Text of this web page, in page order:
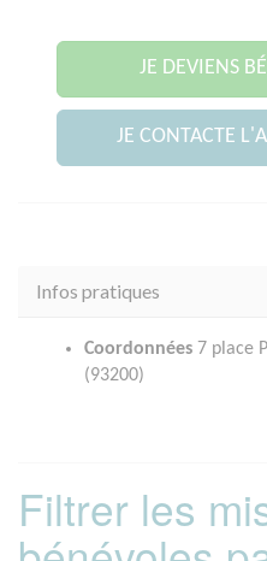
JE DEVIENS
JE CONTACTE
Infos pratiques
Coordonnées 7 place
(93200)
Filtrer les